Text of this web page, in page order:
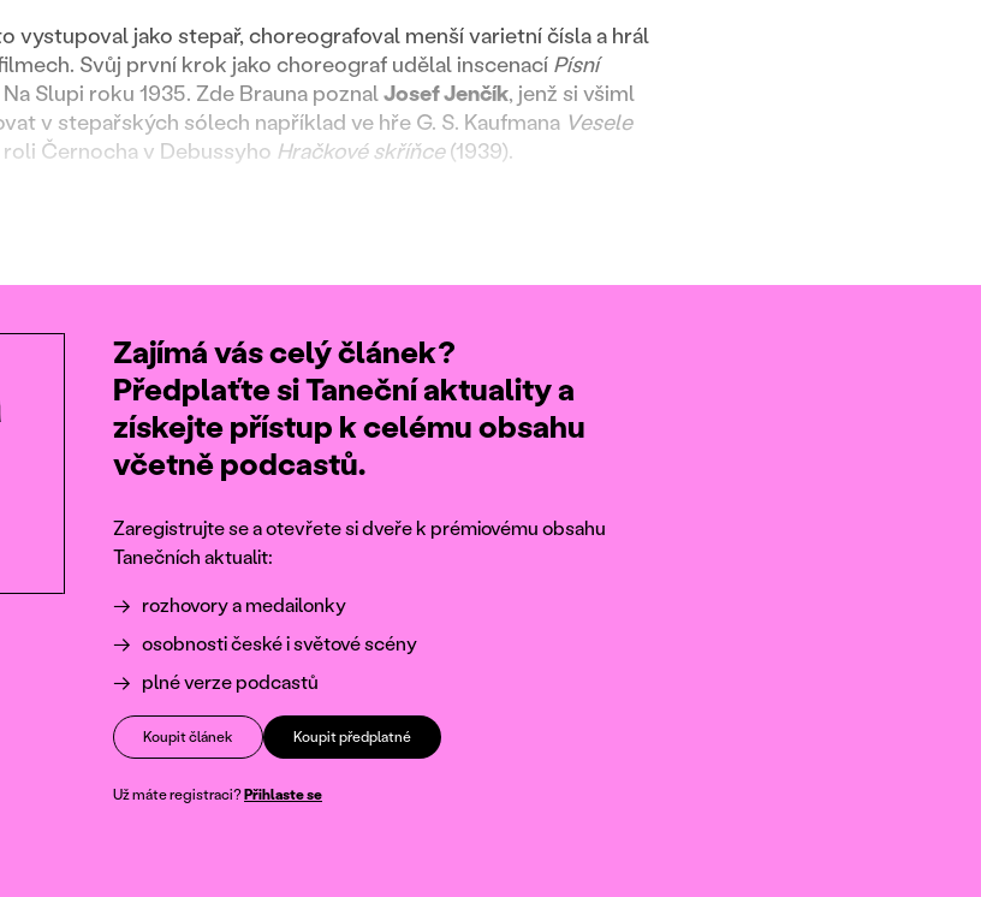
vystupoval jako stepař, choreografoval menší varietní čísla a hrál
Svůj první krok jako choreograf udělal inscenací Písní
Slupi roku 1935. Zde Brauna poznalJosef Jenčík, jenž si všiml
v stepařských sólech například ve hře G. S. Kaufmana Vesele
Černocha v Debussyho Hračkové skříňce(1939).
Zajímá vás celý článek?
Předplaťte si Taneční aktuality a
získejte přístup k celému obsahu
včetně podcastů.
Zaregistrujte se a otevřete si dveře k prémiovému obsahu
Tanečních aktualit:
rozhovory a medailonky
osobnosti české i světové scény
plné verze podcastů
Koupit článek Koupit předplatné
Už máte registraci?Přihlaste se